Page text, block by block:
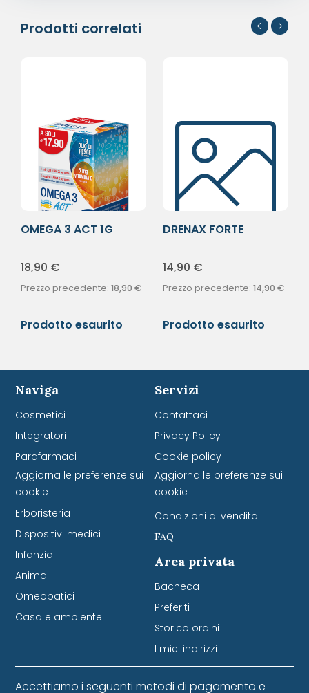
Prodotti correlati
OMEGA 3 ACT 1G
18,90 €
Prezzo precedente: 18,90 €
Prodotto esaurito
DRENAX FORTE
14,90 €
Prezzo precedente: 14,90 €
Prodotto esaurito
Naviga
Cosmetici
Integratori
Parafarmaci
Aggiorna le preferenze sui
cookie
Erboristeria
Dispositivi medici
Infanzia
Animali
Omeopatici
Casa e ambiente
Servizi
Contattaci
Privacy Policy
Cookie policy
Aggiorna le preferenze sui
cookie
Condizioni di vendita
FAQ
Area privata
Bacheca
Preferiti
Storico ordini
I miei indirizzi
Accettiamo i seguenti metodi di pagamento e